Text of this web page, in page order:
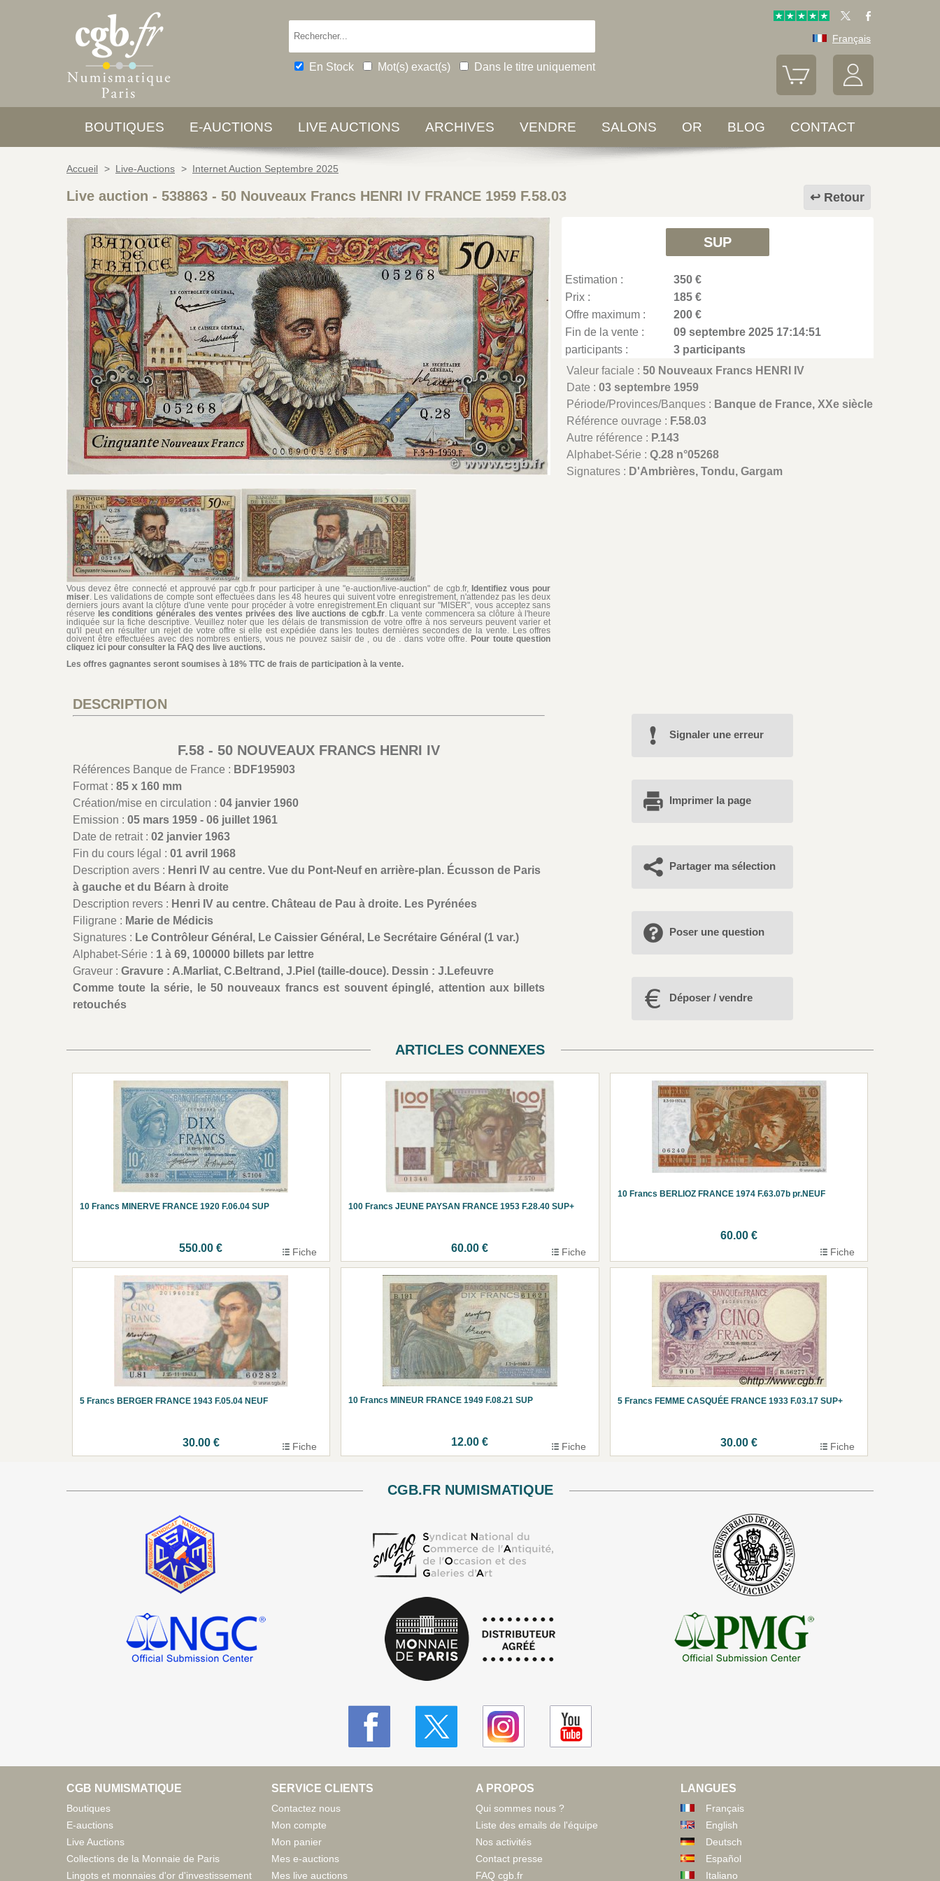
En Stock Mot(s) exact(s) Dans le titre uniquement
Français
BOUTIQUES E-AUCTIONS LIVE AUCTIONS ARCHIVES VENDRE SALONS OR BLOG CONTACT
Accueil > Live-Auctions > Internet Auction Septembre 2025
Retour
Live auction - 538863 - 50 Nouveaux Francs HENRI IV FRANCE 1959 F.58.03
Vous devez être connecté et approuvé par cgb.fr pour participer à une "e-auction/live-auction" de cgb.fr, Identifiez vous pour
miser. Les validations de compte sont effectuées dans les 48 heures qui suivent votre enregistrement, n'attendez pas les deux
derniers jours avant la clôture d'une vente pour procéder à votre enregistrement.En cliquant sur "MISER", vous acceptez sans
réserve les conditions générales des ventes privées des live auctions de cgb.fr. La vente commencera sa clôture à l'heure
indiquée sur la fiche descriptive. Veuillez noter que les délais de transmission de votre offre à nos serveurs peuvent varier et
qu'il peut en résulter un rejet de votre offre si elle est expédiée dans les toutes dernières secondes de la vente. Les offres
doivent être effectuées avec des nombres entiers, vous ne pouvez saisir de , ou de . dans votre offre. Pour toute question
cliquez ici pour consulter la FAQ des live auctions.
Les offres gagnantes seront soumises à 18% TTC de frais de participation à la vente.
SUP
Estimation :
350 €
Prix :
185 €
Offre maximum :
200 €
Fin de la vente :
09 septembre 2025 17:14:51
participants :
3 participants
Valeur faciale :50 Nouveaux Francs HENRI IV
Date :03 septembre 1959
Période/Provinces/Banques : Banque de France, XXe siècle
Référence ouvrage : F.58.03
Autre référence : P.143
Alphabet-Série :Q.28 n°05268
Signatures : D'Ambrières, Tondu, Gargam
DESCRIPTION
F.58 - 50 NOUVEAUX FRANCS HENRI IV
Références Banque de France : BDF195903
Format : 85 x 160 mm
Création/mise en circulation : 04 janvier 1960
Emission : 05 mars 1959 - 06 juillet 1961
Date de retrait : 02 janvier 1963
Fin du cours légal : 01 avril 1968
Description avers : Henri IV au centre. Vue du Pont-Neuf en arrière-plan. Écusson de Paris
à gauche et du Béarn à droite
Description revers : Henri IV au centre. Château de Pau à droite. Les Pyrénées
Filigrane : Marie de Médicis
Signatures : Le Contrôleur Général, Le Caissier Général, Le Secrétaire Général (1 var.)
Alphabet-Série : 1 à 69, 100000 billets par lettre
Graveur : Gravure : A.Marliat, C.Beltrand, J.Piel (taille-douce). Dessin : J.Lefeuvre
Comme toute la série, le 50 nouveaux francs est souvent épinglé, attention aux billets
retouchés
Signaler une erreur
Imprimer la page
Partager ma sélection
Poser une question
Déposer / vendre
ARTICLES CONNEXES
10 Francs MINERVE FRANCE 1920 F.06.04 SUP
550.00 € Fiche
100 Francs JEUNE PAYSAN FRANCE 1953 F.28.40 SUP+
60.00 € Fiche
10 Francs BERLIOZ FRANCE 1974 F.63.07b pr.NEUF
60.00 €
Fiche
5 Francs BERGER FRANCE 1943 F.05.04 NEUF
30.00 € Fiche
10 Francs MINEUR FRANCE 1949 F.08.21 SUP
12.00 € Fiche
5 Francs FEMME CASQUÉE FRANCE 1933 F.03.17 SUP+
30.00 € Fiche
CGB.FR NUMISMATIQUE
CGB NUMISMATIQUE
Boutiques
E-auctions
Live Auctions
Collections de la Monnaie de Paris
Lingots et monnaies d'or d'investissement
SERVICE CLIENTS
Contactez nous
Mon compte
Mon panier
Mes e-auctions
Mes live auctions
A PROPOS
Qui sommes nous ?
Liste des emails de l'équipe
Nos activités
Contact presse
FAQ cgb.fr
LANGUES
Français
English
Deutsch
Español
Italiano